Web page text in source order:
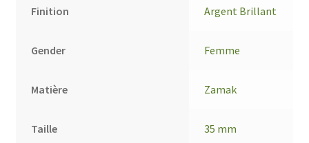
Finition Argent Brillant
Gender Femme
Matière Zamak
Taille 35 mm